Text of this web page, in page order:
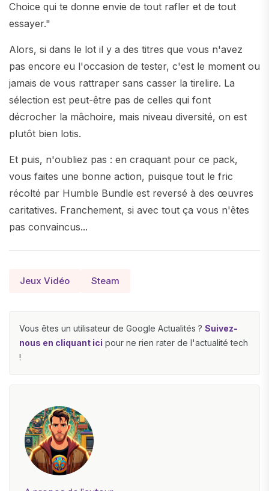
Choice qui te donne envie de tout rafler et de tout
essayer."
Alors, si dans le lot il y a des titres que vous n'avez
pas encore eu l'occasion de tester, c'est le moment ou
jamais de vous rattraper sans casser la tirelire. La
sélection est peut-être pas de celles qui font
décrocher la mâchoire, mais niveau diversité, on est
plutôt bien lotis.
Et puis, n'oubliez pas : en craquant pour ce pack,
vous faites une bonne action, puisque tout le fric
récolté par Humble Bundle est reversé à des œuvres
caritatives. Franchement, si avec tout ça vous n'êtes
pas convaincus...
Jeux Vidéo Steam
Vous êtes un utilisateur de Google Actualités ? Suivez-
nous en cliquant ici pour ne rien rater de l'actualité tech
!